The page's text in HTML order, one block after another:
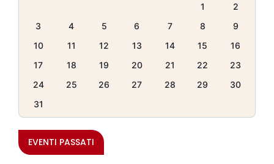
1
2
3
4 5 6 7 8
9
10
11 12 13 14 15
16
17
18 19 20 21 22
23
24
25 26 27 28 29
30
31
EVENTI PASSATI